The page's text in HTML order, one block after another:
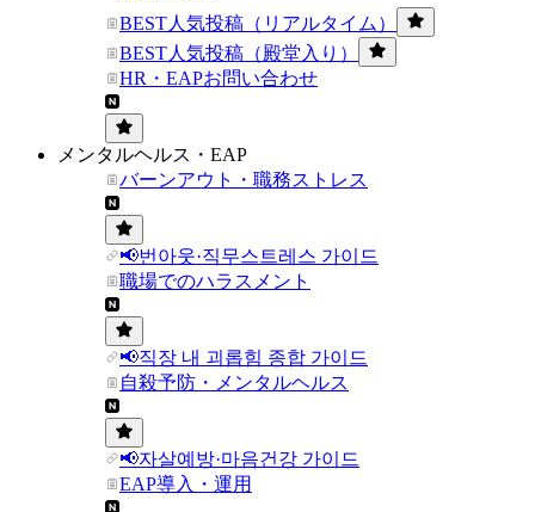
BEST人気投稿（リアルタイム）
BEST人気投稿（殿堂入り）
HR・EAPお問い合わせ
メンタルヘルス・EAP
バーンアウト・職務ストレス
📢번아웃·직무스트레스 가이드
職場でのハラスメント
📢직장 내 괴롭힘 종합 가이드
自殺予防・メンタルヘルス
📢자살예방·마음건강 가이드
EAP導入・運用